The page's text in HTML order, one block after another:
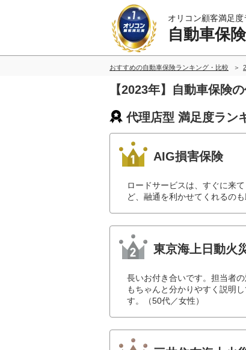
オリコン顧客満足
自動車保険
おすすめの自動車保険ランキング・比較
【2023年】自動車保険
代理店型 満足度ラン
AIG損害保険
ロードサービスは、すぐに来
ど、融通を利かせてくれるの
東京海上日動火
長いお付き合いです。担当者
もちゃんと分かりやすく説明
す。（50代／女性）